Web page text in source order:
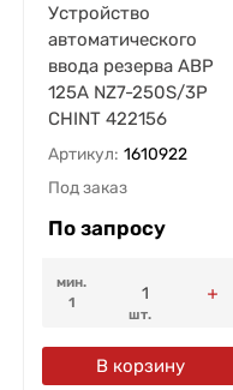
Устройство
автоматического
ввода резерва АВР
125А NZ7-250S/3P
CHINT 422156
Артикул: 1610922
Под заказ
По запросу
мин.
1
шт.
В корзину